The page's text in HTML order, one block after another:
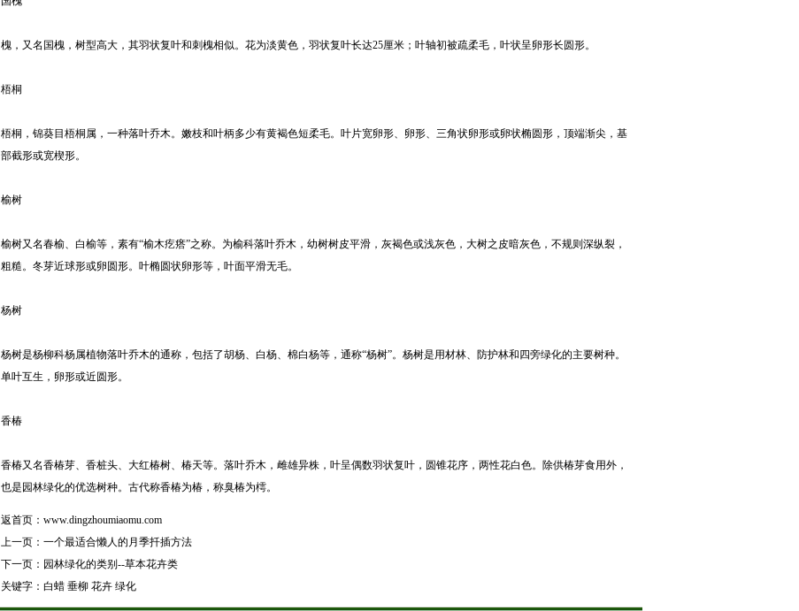
槐，又名国槐，树型高大，其羽状复叶和刺槐相似。花为淡黄色，羽状复叶长达25厘米；叶轴初被疏柔毛，叶状呈卵形长圆形。
梧桐
梧桐，锦葵目梧桐属，一种落叶乔木。嫩枝和叶柄多少有黄褐色短柔毛。叶片宽卵形、卵形、三角状卵形或卵状椭圆形，顶端渐尖，基
部截形或宽楔形。
榆树
榆树又名春榆、白榆等，素有“榆木疙瘩”之称。为榆科落叶乔木，幼树树皮平滑，灰褐色或浅灰色，大树之皮暗灰色，不规则深纵裂，
粗糙。冬芽近球形或卵圆形。叶椭圆状卵形等，叶面平滑无毛。
杨树
杨树是杨柳科杨属植物落叶乔木的通称，包括了胡杨、白杨、棉白杨等，通称“杨树”。杨树是用材林、防护林和四旁绿化的主要树种。
单叶互生，卵形或近圆形。
香椿
香椿又名香椿芽、香桩头、大红椿树、椿天等。落叶乔木，雌雄异株，叶呈偶数羽状复叶，圆锥花序，两性花白色。除供椿芽食用外，
也是园林绿化的优选树种。古代称香椿为椿，称臭椿为樗。
返首页： www.dingzhoumiaomu.com
上一页： 一个最适合懒人的月季扦插方法
下一页： 园林绿化的类别--草本花卉类
关键字： 白蜡 垂柳 花卉 绿化